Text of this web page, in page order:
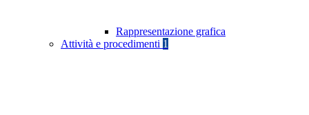
Rappresentazione grafica
Attività e procedimenti 1